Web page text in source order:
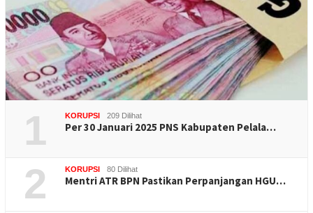
1 KORUPSI 209 Dilihat
Per 30 Januari 2025 PNS Kabupaten Pelala…
2 KORUPSI 80 Dilihat
Mentri ATR BPN Pastikan Perpanjangan HGU…